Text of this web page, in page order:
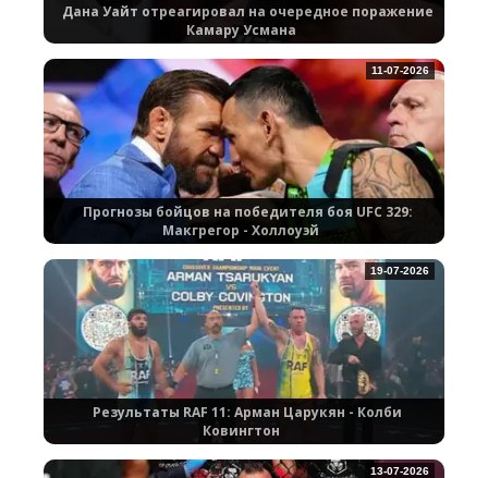
Дана Уайт отреагировал на очередное поражение
Камару Усмана
Прогнозы бойцов на победителя боя UFC 329:
Макгрегор - Холлоуэй
11-07-2026
Результаты RAF 11: Арман Царукян - Колби
Ковингтон
19-07-2026
13-07-2026